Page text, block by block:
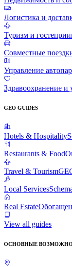
Логистика и
Туризм и
Совместные
Управление
Здравоохранение и
GEO GUIDES
Hotels & Hospitality
Restaurants & Food
Travel & Tourism
Local Services
Real Estate
View all guides
ОСНОВНЫЕ